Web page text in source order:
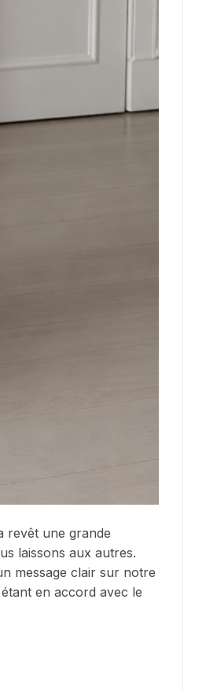
revêt une grande
laissons aux autres.
message clair sur notre
en accord avec le